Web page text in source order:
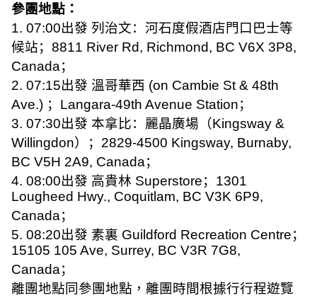
參團地點：
1. 07:00出發 列治文：河石度假酒店門口巴士等
候站； 8811 River Rd, Richmond, BC V6X 3P8,
Canada；
2. 07:15出發 溫哥華西 (on Cambie St & 48th
Ave.) ； Langara-49th Avenue Station；
3. 07:30出發 本拿比：麗晶廣場（Kingsway &
Willingdon）； 2829-4500 Kingsway, Burnaby,
BC V5H 2A9, Canada；
4. 08:00出發 高貴林 Superstore； 1301
Lougheed Hwy., Coquitlam, BC V3K 6P9,
Canada；
5. 08:20出發 素裏 Guildford Recreation Centre；
15105 105 Ave, Surrey, BC V3R 7G8,
Canada；
離團地點同參團地點，離團時間根據行行程遊覽